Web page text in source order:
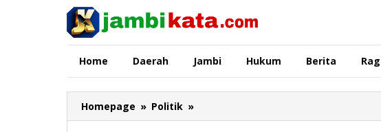
Home Daerah Jambi Hukum Berita
Homepage » Politik »
Cagub